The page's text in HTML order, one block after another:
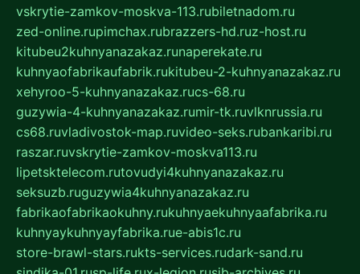
vskrytie-zamkov-moskva-113.rubiletnadom.ru
zed-online.rupimchax.rubrazzers-hd.ruz-host.ru
kitubeu2kuhnyanazakaz.runaperekate.ru
kuhnyaofabrikaufabrik.rukitubeu-2-kuhnyanazakaz.ru
xehyroo-5-kuhnyanazakaz.rucs-68.ru
guzywia-4-kuhnyanazakaz.rumir-tk.ruvlknrussia.ru
cs68.ruvladivostok-map.ruvideo-seks.rubankaribi.ru
raszar.ruvskrytie-zamkov-moskva113.ru
lipetsktelecom.rutovudyi4kuhnyanazakaz.ru
seksuzb.ruguzywia4kuhnyanazakaz.ru
fabrikaofabrikaokuhny.rukuhnyaekuhnyaafabrika.ru
kuhnyaykuhnyayfabrika.rue-abis1c.ru
store-brawl-stars.rukts-services.rudark-sand.ru